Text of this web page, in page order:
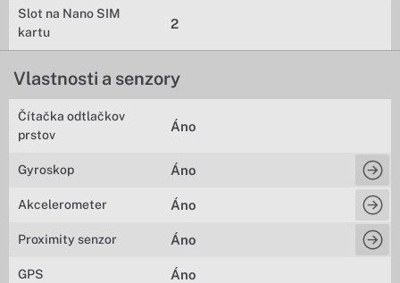
Slot na Nano SIM
kartu
2
Vlastnosti a senzory
Čítačka odtlačkov
prstov
Áno
Gyroskop Áno
Akcelerometer Áno
Proximity senzor Áno
GPS Áno